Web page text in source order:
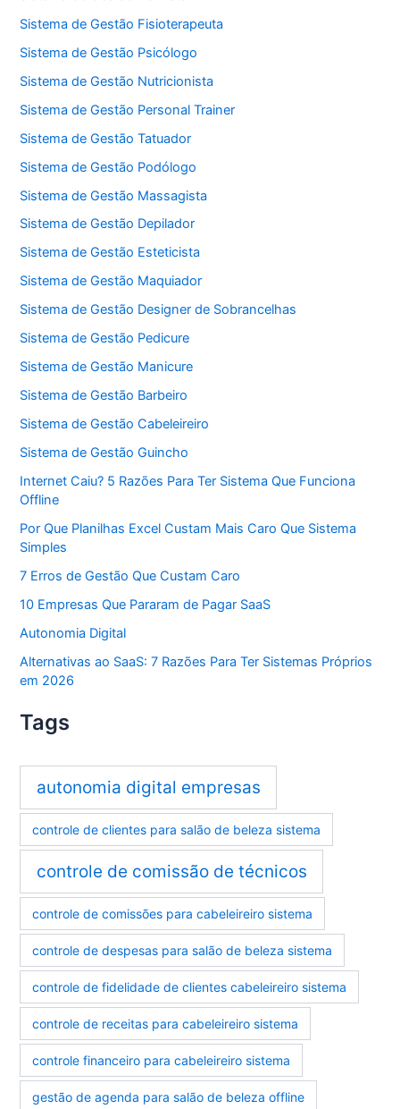
Sistema de Gestão Fisioterapeuta
Sistema de Gestão Psicólogo
Sistema de Gestão Nutricionista
Sistema de Gestão Personal Trainer
Sistema de Gestão Tatuador
Sistema de Gestão Podólogo
Sistema de Gestão Massagista
Sistema de Gestão Depilador
Sistema de Gestão Esteticista
Sistema de Gestão Maquiador
Sistema de Gestão Designer de Sobrancelhas
Sistema de Gestão Pedicure
Sistema de Gestão Manicure
Sistema de Gestão Barbeiro
Sistema de Gestão Cabeleireiro
Sistema de Gestão Guincho
Internet Caiu? 5 Razões Para Ter Sistema Que Funciona
Offline
Por Que Planilhas Excel Custam Mais Caro Que Sistema
Simples
7 Erros de Gestão Que Custam Caro
10 Empresas Que Pararam de Pagar SaaS
Autonomia Digital
Alternativas ao SaaS: 7 Razões Para Ter Sistemas Próprios
em 2026
Tags
autonomia digital empresas
controle de clientes para salão de beleza sistema
controle de comissão de técnicos
controle de comissões para cabeleireiro sistema
controle de despesas para salão de beleza sistema
controle de fidelidade de clientes cabeleireiro sistema
controle de receitas para cabeleireiro sistema
controle financeiro para cabeleireiro sistema
gestão de agenda para salão de beleza offline